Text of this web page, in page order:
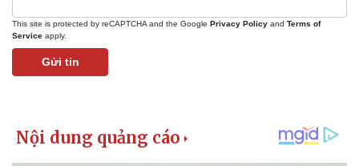
This site is protected by reCAPTCHA and the Google Privacy Policy and Terms of
Service apply.
Gửi tin